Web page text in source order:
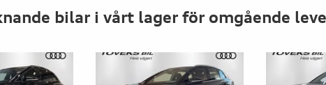
bilar i vårt lager för omgående